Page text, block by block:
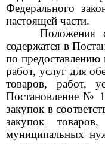
Федерального
настоящей части.
Положения
содержатся в
по предоставлению
работ, услуг для
товаров, работ,
Постановление №
закупок в
закупок
муниципальных